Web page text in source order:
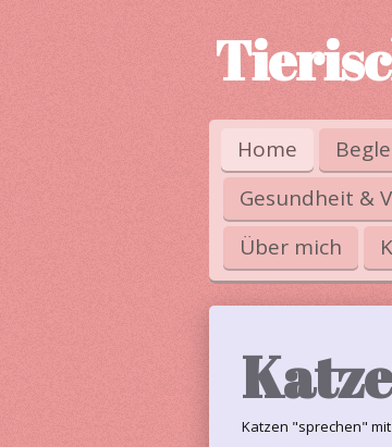
Home
Gesundheit &
Über mich
Katzen "sprechen"